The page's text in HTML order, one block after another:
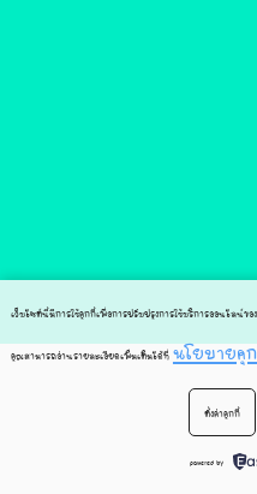
เว็บไซต์นี้มีการใช้คุกกี้เพื่อการปรับปรุงการใช้บริการออนไลน์ข
คุณสามารถอ่านรายละเอียดเพิ่มเติมได้ที่ นโยบายคุ
ตั้งค่าคุกกี้
powered by